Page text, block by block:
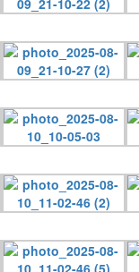
Веб-камеры
Название трансляции
Название трансляции
Название трансляции
Название трансляции
Название трансляции